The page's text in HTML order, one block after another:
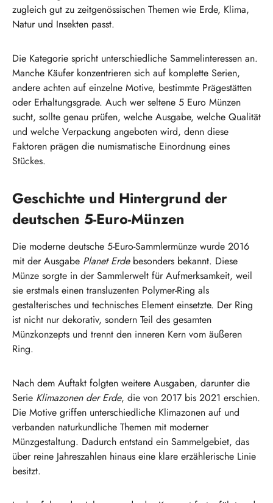
zugleich gut zu zeitgenössischen Themen wie Erde, Klima,
Natur und Insekten passt.
Die Kategorie spricht unterschiedliche Sammelinteressen an.
Manche Käufer konzentrieren sich auf komplette Serien,
andere achten auf einzelne Motive, bestimmte Prägestätten
oder Erhaltungsgrade. Auch wer seltene 5 Euro Münzen
sucht, sollte genau prüfen, welche Ausgabe, welche Qualität
und welche Verpackung angeboten wird, denn diese
Faktoren prägen die numismatische Einordnung eines
Stückes.
Geschichte und Hintergrund der
deutschen 5-Euro-Münzen
Die moderne deutsche 5-Euro-Sammlermünze wurde 2016
mit der Ausgabe Planet Erdebesonders bekannt. Diese
Münze sorgte in der Sammlerwelt für Aufmerksamkeit, weil
sie erstmals einen transluzenten Polymer-Ring als
gestalterisches und technisches Element einsetzte. Der Ring
ist nicht nur dekorativ, sondern Teil des gesamten
Münzkonzepts und trennt den inneren Kern vom äußeren
Ring.
Nach dem Auftakt folgten weitere Ausgaben, darunter die
Serie Klimazonen der Erde, die von 2017 bis 2021 erschien.
Die Motive griffen unterschiedliche Klimazonen auf und
verbanden naturkundliche Themen mit moderner
Münzgestaltung. Dadurch entstand ein Sammelgebiet, das
über reine Jahreszahlen hinaus eine klare erzählerische Linie
besitzt.